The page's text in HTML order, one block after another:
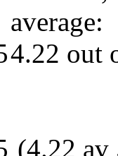
(4.22 av